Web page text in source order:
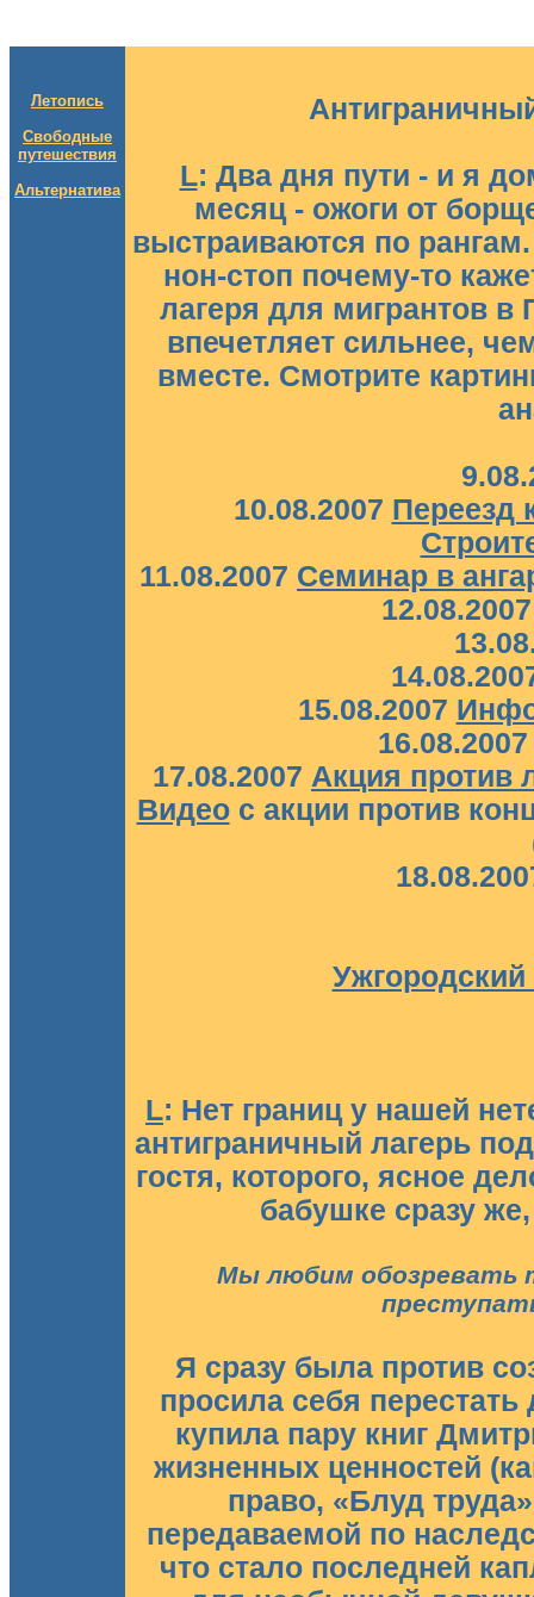
Летопись
Свободные
путешествия
Альтернатива
L: Два дня пути - и я
месяц - ожоги от
выстраиваются по
нон-стоп почему-то
лагеря для мигрантов в
впечетляет сильнее,
вместе. Смотрите
10.08.2007 Переезд
11.08.2007 Семинар в
15.08.2007
17.08.2007 Акция против
Видеос акции против
L: Нет границ у нашей
антиграничный лагерь
гостя, которого, ясное
бабушке сразу
Мы любим обозревать
Я сразу была против
просила себя
купила пару книг
жизненных ценностей
право, «Блуд
передаваемой по
что стало последней